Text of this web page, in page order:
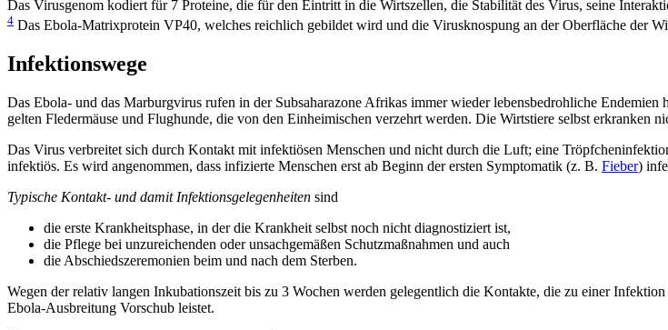
Das Virusgenom kodiert für 7 Proteine, die für den Eintritt in die Wirtszellen, die Stabilität des Virus, seine
4 Das Ebola-Matrixprotein VP40, welches reichlich gebildet wird und die Virusknospung an der Oberfläche der
Infektionswege
Das Ebola- und das Marburgvirus rufen in der Subsaharazone Afrikas immer wieder lebensbedrohliche
gelten Fledermäuse und Flughunde, die von den Einheimischen verzehrt werden. Die Wirtstiere selbst erkranken
Das Virus verbreitet sich durch Kontakt mit infektiösen Menschen und nicht durch die Luft; eine
infektiös. Es wird angenommen, dass infizierte Menschen erst ab Beginn der ersten Symptomatik (z. B. Fieber)
Typische Kontakt- und damit Infektionsgelegenheiten sind
die erste Krankheitsphase, in der die Krankheit selbst noch nicht diagnostiziert ist,
die Pflege bei unzureichenden oder unsachgemäßen Schutzmaßnahmen und auch
die Abschiedszeremonien beim und nach dem Sterben.
Wegen der relativ langen Inkubationszeit bis zu 3 Wochen werden gelegentlich die Kontakte, die zu einer
Ebola-Ausbreitung Vorschub leistet.